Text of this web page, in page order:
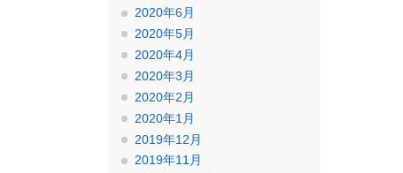
2020年6月
2020年5月
2020年4月
2020年3月
2020年2月
2020年1月
2019年12月
2019年11月